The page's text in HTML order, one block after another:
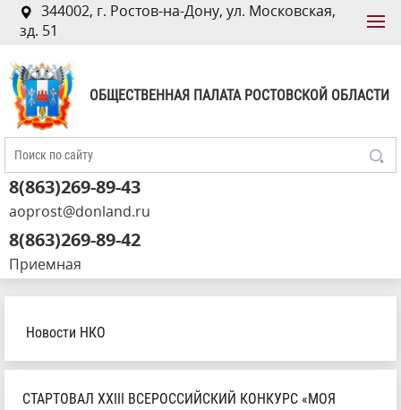
344002, г. Ростов-на-Дону, ул. Московская,
зд. 51
ОБЩЕСТВЕННАЯ ПАЛАТА РОСТОВСКОЙ ОБЛАСТИ
8(863)269-89-43
aoprost@donland.ru
8(863)269-89-42
Приемная
Новости НКО
СТАРТОВАЛ XXIII ВСЕРОССИЙСКИЙ КОНКУРС «МОЯ